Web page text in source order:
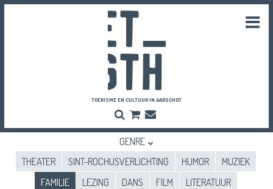
TOERISME EN CULTUUR IN AARSCHOT
Zoeken
Bestel
je
vriendenpassen
en
tickets
Inschrijven
GENRE
THEATER
SINT-ROCHUSVERLICHTING HUMOR
MUZIEK
FAMILIE
LEZING DANS FILM
LITERATUUR